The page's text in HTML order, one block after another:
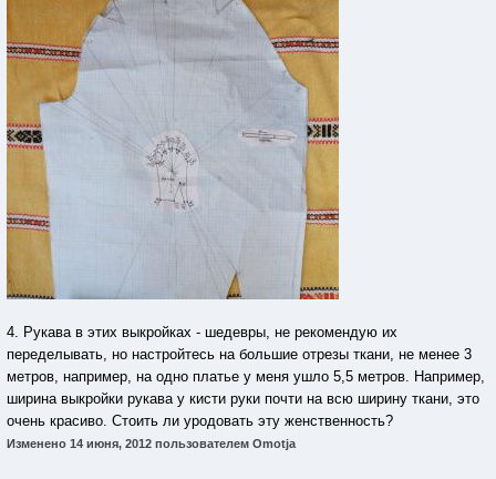
4. Рукава в этих выкройках - шедевры, не рекомендую их
переделывать, но настройтесь на большие отрезы ткани, не менее 3
метров, например, на одно платье у меня ушло 5,5 метров. Например,
ширина выкройки рукава у кисти руки почти на всю ширину ткани, это
очень красиво. Стоить ли уродовать эту женственность?
Изменено 14 июня, 2012 пользователем Omotja